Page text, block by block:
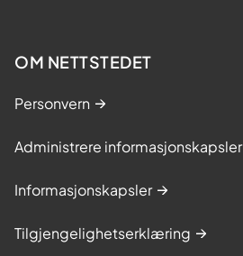
OM NETTSTEDET
Personvern
Administrere informasjonskapsler
Informasjonskapsler
Tilgjengelighetserklæring